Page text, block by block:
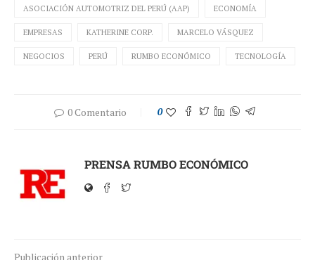
ASOCIACIÓN AUTOMOTRIZ DEL PERÚ (AAP) ECONOMÍA
EMPRESAS KATHERINE CORP. MARCELO VÁSQUEZ
NEGOCIOS PERÚ RUMBO ECONÓMICO TECNOLOGÍA
0 Comentario 0
PRENSA RUMBO ECONÓMICO
Publicación anterior